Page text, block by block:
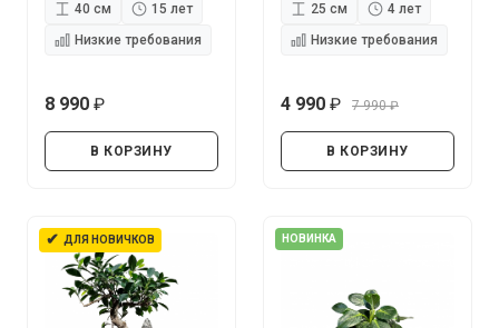
40 см
15 лет
Низкие требования
8 990
В КОРЗИНУ
25 см
4 лет
Низкие требования
4 990
7 990
В КОРЗИНУ
✔ ДЛЯ НОВИЧКОВ НОВИНКА